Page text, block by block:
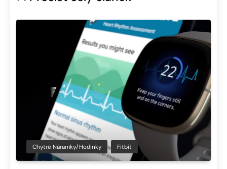
Chytré Náramky/hodinky Fitbit